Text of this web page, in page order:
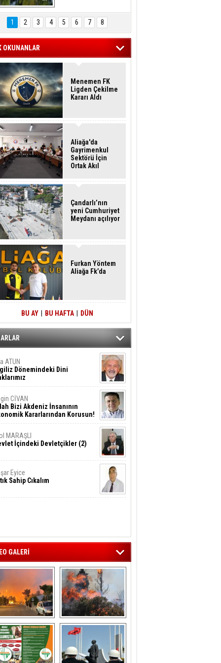
Hasan Eser'in
Objektifinden
1 2 3 4 5 6 7 8
OKUNANLAR
Menemen FK
Ligden Çekilme
Kararı Aldı
Aliağa'da
Gayrimenkul
Sektörü İçin
Ortak Akıl
Çandarlı’nın
yeni Cumhuriyet
Meydanı açılıyor
Furkan Yöntem
Aliağa Fk’da
BU AY BU HAFTA DÜN
ATUN
Dönemindeki Dini
CİVAN
Bizi Akdeniz İnsanının
Kararlarından Korusun!
MARAŞLI
İçindeki Devletçikler (2)
Eyice
Sahip Cıkalım
GALERİ
‘da  otluk
alanda çıkan
yangın evlere
sıçramadan
söndürüldü
Aliağa'nın Ciğerleri